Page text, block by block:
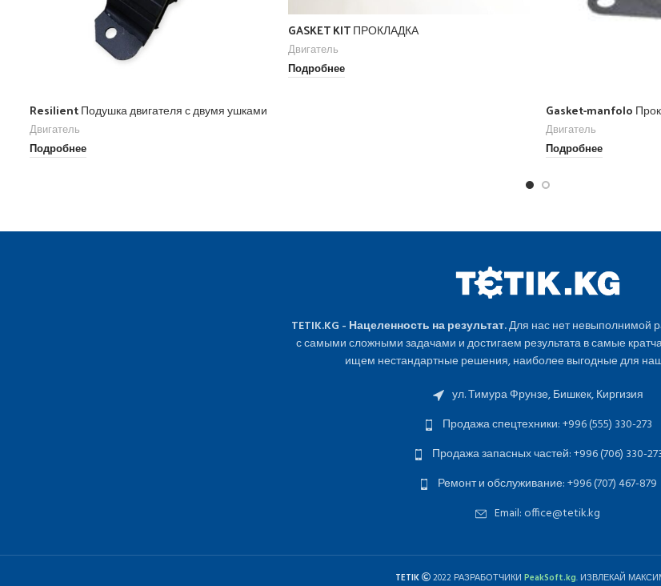
Resilient Подушка двигателя с двумя ушками
Двигатель
Подробнее
GASKET KIT ПРОКЛАДКА
Двигатель
Подробнее
Gasket-manfolo
Двигатель
Подробнее
TETIK.KG - Нацеленность на результат.Для нас нет невыполнимой
с самыми сложными задачами и достигаем результата в самые
ищем нестандартные решения, наиболее выгодные для
ул. Тимура Фрунзе, Бишкек, Киргизия
Продажа спецтехники: +996 (555) 330-273
Продажа запасных частей: +996 (706) 330-
Ремонт и обслуживание: +996 (707) 467-879
Email: office@tetik.kg
TETIK 2022 РАЗРАБОТЧИКИ PeakSoft.kg. ИЗВЛЕКАЙ